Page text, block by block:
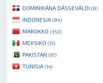
DOMINIKÁNA DÁSSEVÁLDI (8)
INDONESIA (84)
MAROKKO (353)
MEKSIKO (51)
PAKISTAN (67)
TUNISIA (14)